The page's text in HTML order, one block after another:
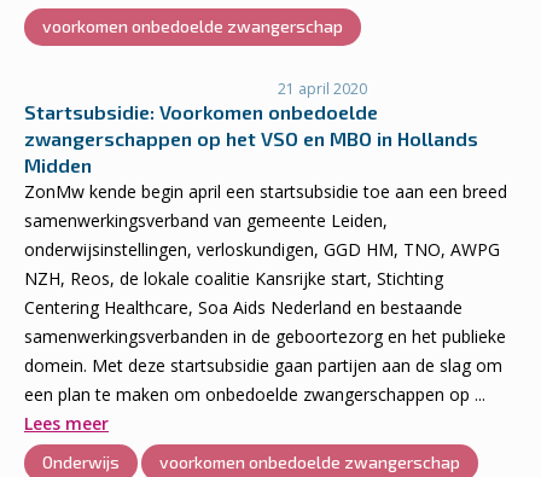
voorkomen onbedoelde zwangerschap
21 april 2020
Startsubsidie: Voorkomen onbedoelde
zwangerschappen op het VSO en MBO in Hollands
Midden
ZonMw kende begin april een startsubsidie toe aan een breed
samenwerkingsverband van gemeente Leiden,
onderwijsinstellingen, verloskundigen, GGD HM, TNO, AWPG
NZH, Reos, de lokale coalitie Kansrijke start, Stichting
Centering Healthcare, Soa Aids Nederland en bestaande
samenwerkingsverbanden in de geboortezorg en het publieke
domein. Met deze startsubsidie gaan partijen aan de slag om
een plan te maken om onbedoelde zwangerschappen op ...
Lees meer
Onderwijs voorkomen onbedoelde zwangerschap